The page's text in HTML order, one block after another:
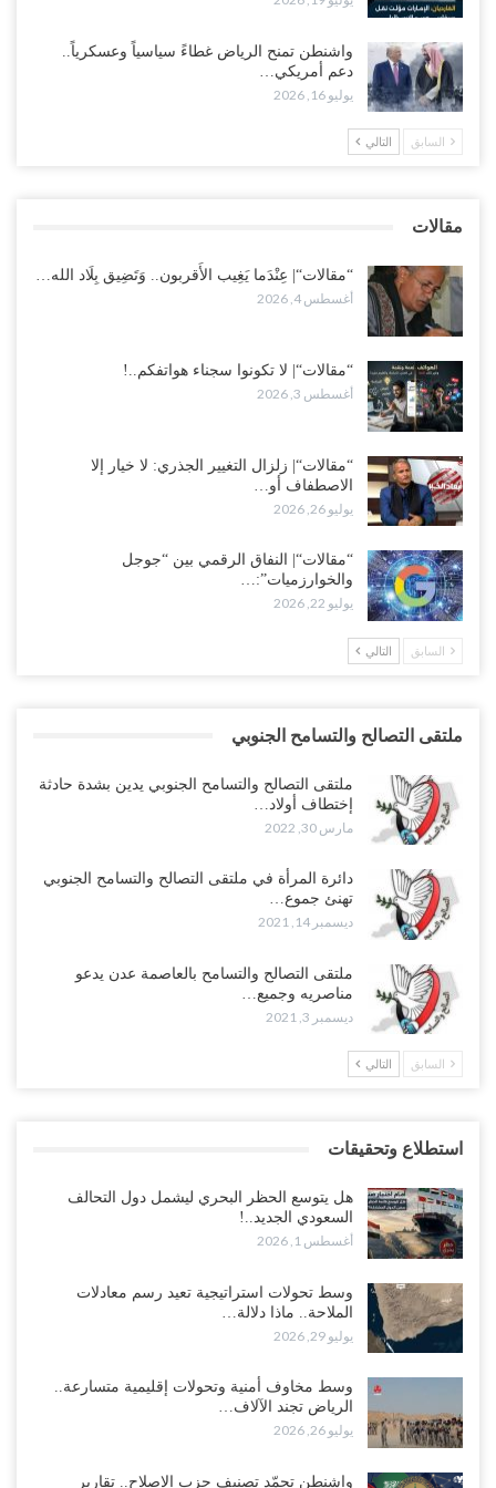
للتجنيد إلى ساحة لتصفية قادة التحالف..!
“تعز“| مع اقتراب إعادة الهيكلة السعودية.. سباق بين طارق والإصلاح
لإشعال حرب..!
أغسطس 2, 2026
أغسطس 2, 2026
واشنطن تمنح الرياض غطاءً سياسياً وعسكرياً..
دعم أمريكي…
يوليو 16, 2026
السابق التالي
مقالات
“مقالات“| عِنْدَما يَغِيب الأَقربون.. وَتَضِيق بِلَاد الله…
أغسطس 4, 2026
“مقالات“| لا تكونوا سجناء هواتفكم..!
أغسطس 3, 2026
“مقالات“| زلزال التغيير الجذري: لا خيار إلا
الاصطفاف أو…
يوليو 26, 2026
“مقالات“| النفاق الرقمي بين “جوجل
والخوارزميات”:…
يوليو 22, 2026
السابق التالي
ملتقى التصالح والتسامح الجنوبي
ملتقى التصالح والتسامح الجنوبي يدين بشدة حادثة
إختطاف أولاد…
مارس 30, 2022
دائرة المرأة في ملتقى التصالح والتسامح الجنوبي
تهنئ جموع…
ديسمبر 14, 2021
ملتقى التصالح والتسامح بالعاصمة عدن يدعو
مناصريه وجميع…
ديسمبر 3, 2021
السابق التالي
استطلاع وتحقيقات
هل يتوسع الحظر البحري ليشمل دول التحالف
السعودي الجديد..!
أغسطس 1, 2026
وسط تحولات استراتيجية تعيد رسم معادلات
الملاحة.. ماذا دلالة…
يوليو 29, 2026
وسط مخاوف أمنية وتحولات إقليمية متسارعة..
الرياض تجند الآلاف…
يوليو 26, 2026
واشنطن تجمّد تصنيف حزب الإصلاح.. تقارير